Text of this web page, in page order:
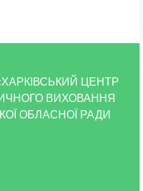
ЦЕНТР
ВИХОВАННЯ
ОБЛАСНОЇ РАДИ